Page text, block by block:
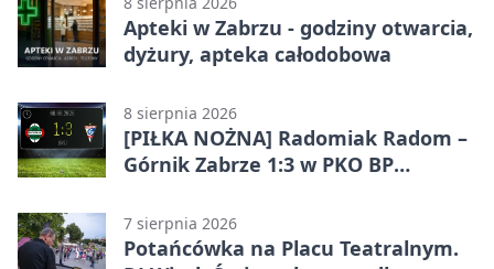
Apteki w Zabrzu - godziny otwarcia,
dyżury, apteka całodobowa
8 sierpnia 2026
[PIŁKA NOŻNA] Radomiak Radom –
Górnik Zabrze 1:3 w PKO BP
Federico dał zabrzanom zwycięstwo
7 sierpnia 2026
Potańcówka na Placu Teatralnym.